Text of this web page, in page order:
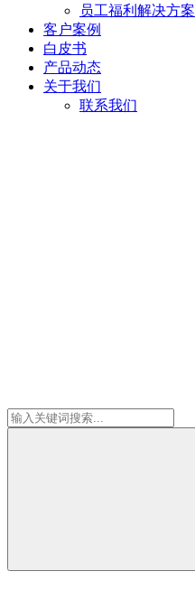
员工福利解决方案
客户案例
白皮书
产品动态
关于我们
联系我们